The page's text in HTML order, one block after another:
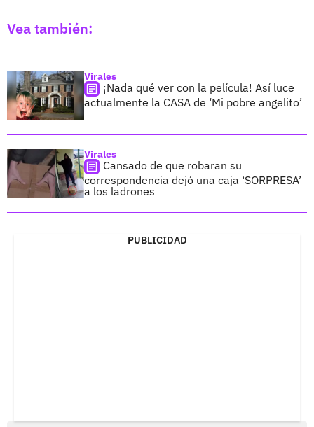
Vea también:
Virales
¡Nada qué ver con la película! Así luce
actualmente la CASA de ‘Mi pobre angelito’
Virales
Cansado de que robaran su
correspondencia dejó una caja ‘SORPRESA’
a los ladrones
PUBLICIDAD